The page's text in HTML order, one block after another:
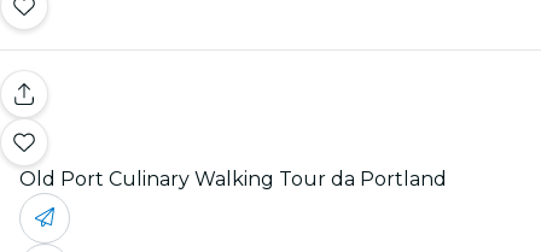
Old Port Culinary Walking Tour da Portland